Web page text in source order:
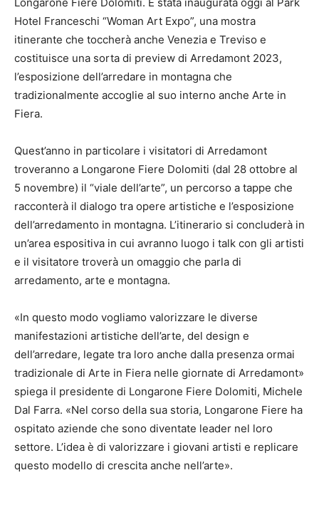
Longarone Fiere Dolomiti. È stata inaugurata oggi al Park
Hotel Franceschi “Woman Art Expo”, una mostra
itinerante che toccherà anche Venezia e Treviso e
costituisce una sorta di preview di Arredamont 2023,
l’esposizione dell’arredare in montagna che
tradizionalmente accoglie al suo interno anche Arte in
Fiera.
Quest’anno in particolare i visitatori di Arredamont
troveranno a Longarone Fiere Dolomiti (dal 28 ottobre al
5 novembre) il “viale dell’arte”, un percorso a tappe che
racconterà il dialogo tra opere artistiche e l’esposizione
dell’arredamento in montagna. L’itinerario si concluderà in
un’area espositiva in cui avranno luogo i talk con gli artisti
e il visitatore troverà un omaggio che parla di
arredamento, arte e montagna.
«In questo modo vogliamo valorizzare le diverse
manifestazioni artistiche dell’arte, del design e
dell’arredare, legate tra loro anche dalla presenza ormai
tradizionale di Arte in Fiera nelle giornate di Arredamont»
spiega il presidente di Longarone Fiere Dolomiti, Michele
Dal Farra. «Nel corso della sua storia, Longarone Fiere ha
ospitato aziende che sono diventate leader nel loro
settore. L’idea è di valorizzare i giovani artisti e replicare
questo modello di crescita anche nell’arte».